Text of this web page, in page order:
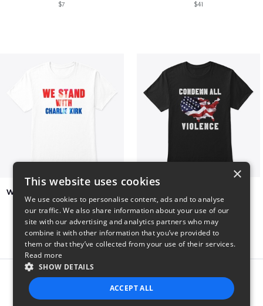
$7 $41
We Stand With Charlie Kirk
$7 $41
Report this product
×
This website uses cookies
We use cookies to personalise content, ads and to analyse
our traffic. We also share information about your use of our
site with our advertising and analytics partners who may
combine it with other information that you’ve provided to
them or that they’ve collected from your use of their services.
Read more
SHOW DETAILS
ACCEPT ALL